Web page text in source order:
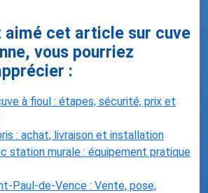
aimé cet article sur cuve
vous pourriez
:
à fioul : étapes, sécurité, prix et
: achat, livraison et installation
station murale : équipement pratique
Paul-de-Vence : Vente, pose,